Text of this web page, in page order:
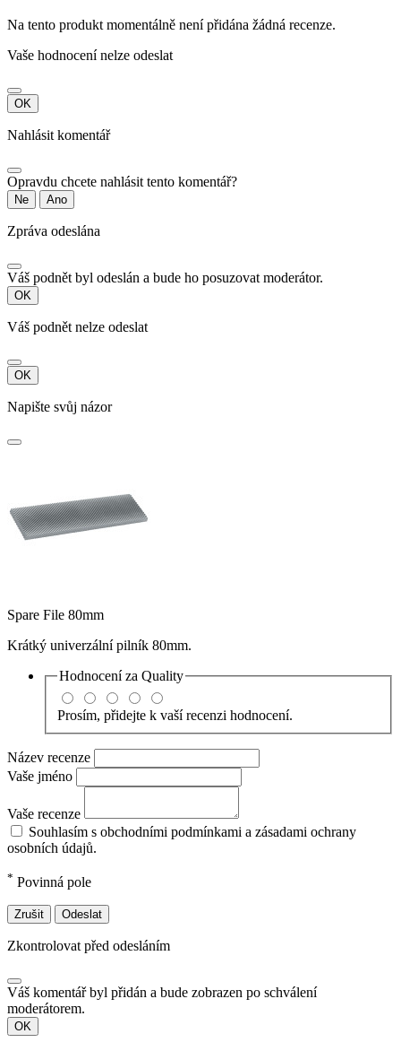
Na tento produkt momentálně není přidána žádná recenze.
Vaše hodnocení nelze odeslat
OK
Nahlásit komentář
Opravdu chcete nahlásit tento komentář?
Ne Ano
Zpráva odeslána
Váš podnět byl odeslán a bude ho posuzovat moderátor.
OK
Váš podnět nelze odeslat
OK
Napište svůj názor
Spare File 80mm
Krátký univerzální pilník 80mm.
Hodnocení za Quality
Prosím, přidejte k vaší recenzi hodnocení.
Název recenze
Vaše jméno
Vaše recenze
Souhlasím s obchodními podmínkami a zásadami ochrany
osobních údajů.
* Povinná pole
Zrušit Odeslat
Zkontrolovat před odesláním
Váš komentář byl přidán a bude zobrazen po schválení
moderátorem.
OK